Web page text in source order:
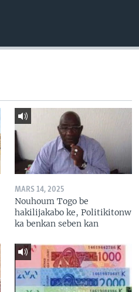
MARS 14, 2025
Nouhoum Togo be
hakilijakabo ke, Politikitonw
ka benkan seben kan